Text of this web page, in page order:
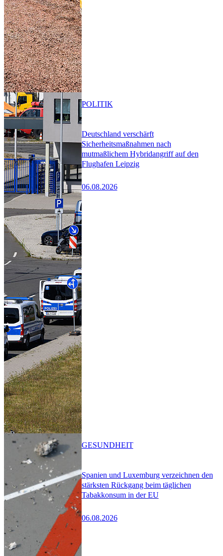
Deutschland verschärft
Sicherheitsmaßnahmen nach
mutmaßlichem Hybridangriff auf den
Flughafen Leipzig
06.08.2026
POLITIK
Spanien und Luxemburg verzeichnen den
stärksten Rückgang beim täglichen
Tabakkonsum in der EU
06.08.2026
GESUNDHEIT